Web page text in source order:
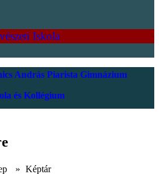
Iskola
András Piarista Gimnázium
és Kollégium
» Képtár